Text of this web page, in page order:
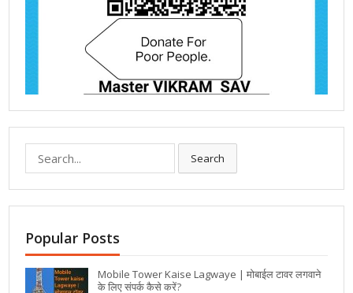
Search
Popular Posts
Mobile Tower Kaise Lagwaye | मोबाईल टावर लगवाने
के लिए संपर्क कैसे करें?